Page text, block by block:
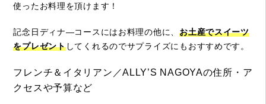
使ったお料理を頂けます！
記念日ディナ―コースにはお料理の他に、お土産でスイーツ
をプレゼントしてくれるのでサプライズにもおすすめです。
フレンチ＆イタリアン／ALLY’S NAGOYAの住所・ア
クセスや予算など